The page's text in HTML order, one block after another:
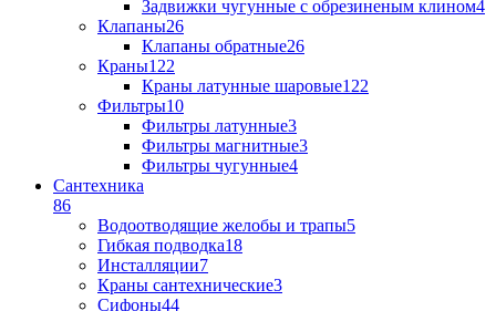
Задвижки чугунные с обрезиненым клином4
Клапаны26
Клапаны обратные26
Краны122
Краны латунные шаровые122
Фильтры10
Фильтры латунные3
Фильтры магнитные3
Фильтры чугунные4
Сантехника
86
Водоотводящие желобы и трапы5
Гибкая подводка18
Инсталляции7
Краны сантехнические3
Сифоны44